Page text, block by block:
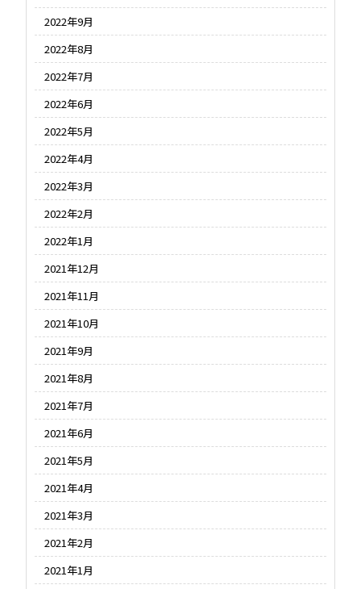
2022年9月
2022年8月
2022年7月
2022年6月
2022年5月
2022年4月
2022年3月
2022年2月
2022年1月
2021年12月
2021年11月
2021年10月
2021年9月
2021年8月
2021年7月
2021年6月
2021年5月
2021年4月
2021年3月
2021年2月
2021年1月